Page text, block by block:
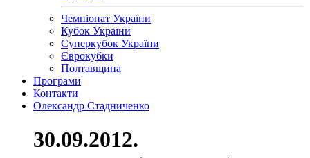
Чемпіонат України
Кубок України
Суперкубок України
Єврокубки
Полтавщина
Програми
Контакти
Олександр Стадниченко
30.09.2012.